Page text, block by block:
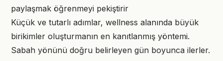
paylaşmak öğrenmeyi pekiştirir
Küçük ve tutarlı adımlar, wellness alanında büyük
birikimler oluşturmanın en kanıtlanmış yöntemi.
Sabah yönünü doğru belirleyen gün boyunca ilerler.